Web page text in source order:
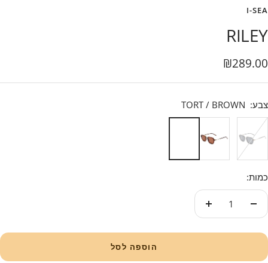
I-SEA
RILEY
מבצע
₪289.00
צבע: TORT / BROWN
BLACK
/
SMOKE
/
כמות:
פחות
הוספה לסל